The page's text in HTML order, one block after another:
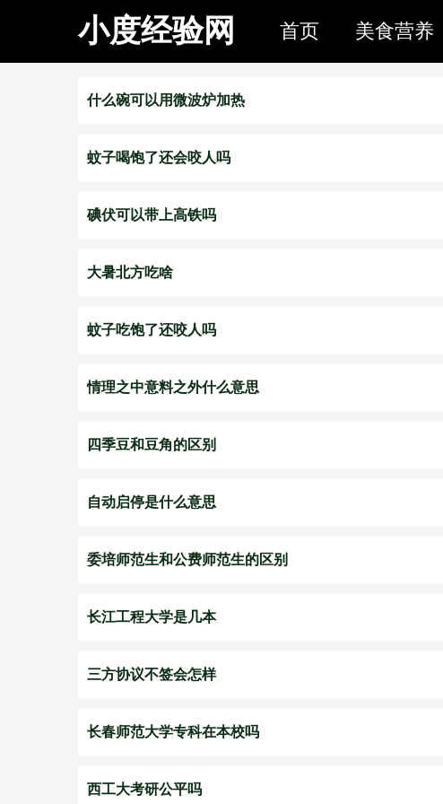
小度经验网 首页 美食营养
什么碗可以用微波炉加热
蚊子喝饱了还会咬人吗
碘伏可以带上高铁吗
大暑北方吃啥
蚊子吃饱了还咬人吗
情理之中意料之外什么意思
四季豆和豆角的区别
自动启停是什么意思
委培师范生和公费师范生的区别
长江工程大学是几本
三方协议不签会怎样
长春师范大学专科在本校吗
西工大考研公平吗